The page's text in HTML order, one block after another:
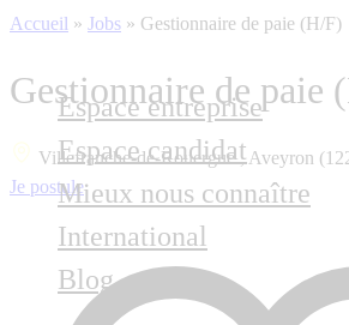
Espace entreprise
Espace candidat
Mieux nous connaître
International
Blog
Accueil » Jobs » Gestionnaire de paie (H/F)
Gestionnaire de paie
Villefranche-de-Rouergue , Aveyron
Je postule